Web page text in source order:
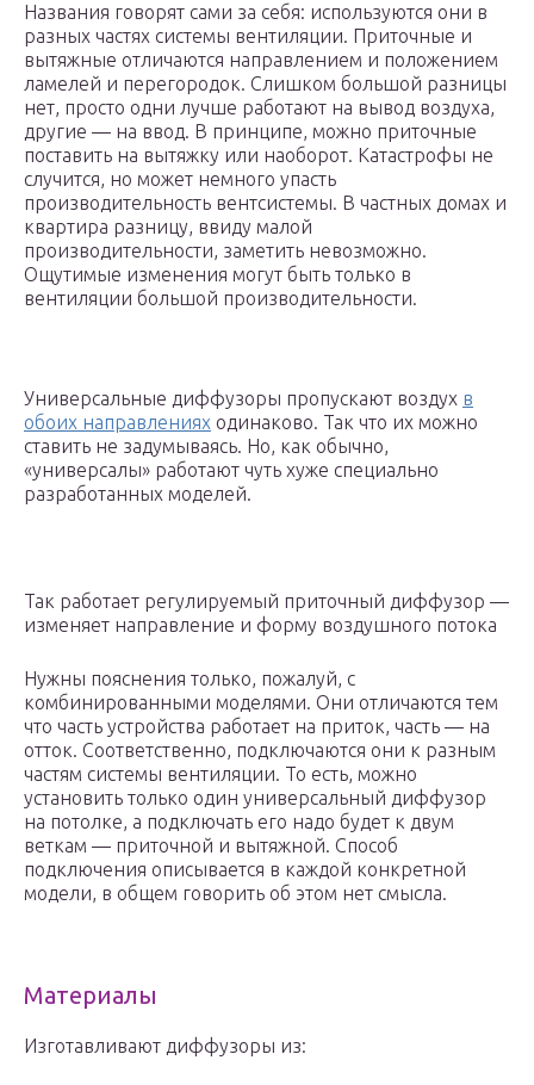
Названия говорят сами за себя: используются они в
разных частях системы вентиляции. Приточные и
вытяжные отличаются направлением и положением
ламелей и перегородок. Слишком большой разницы
нет, просто одни лучше работают на вывод воздуха,
другие — на ввод. В принципе, можно приточные
поставить на вытяжку или наоборот. Катастрофы не
случится, но может немного упасть
производительность вентсистемы. В частных домах и
квартира разницу, ввиду малой
производительности, заметить невозможно.
Ощутимые изменения могут быть только в
вентиляции большой производительности.
Универсальные диффузоры пропускают воздух в
обоих направлениях одинаково. Так что их можно
ставить не задумываясь. Но, как обычно,
«универсалы» работают чуть хуже специально
разработанных моделей.
Так работает регулируемый приточный диффузор —
изменяет направление и форму воздушного потока
Нужны пояснения только, пожалуй, с
комбинированными моделями. Они отличаются тем
что часть устройства работает на приток, часть — на
отток. Соответственно, подключаются они к разным
частям системы вентиляции. То есть, можно
установить только один универсальный диффузор
на потолке, а подключать его надо будет к двум
веткам — приточной и вытяжной. Способ
подключения описывается в каждой конкретной
модели, в общем говорить об этом нет смысла.
Материалы
Изготавливают диффузоры из: